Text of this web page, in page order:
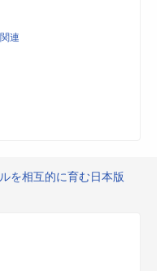
連
を相互的に育む日本版